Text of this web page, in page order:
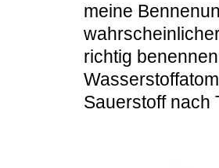
meine
richtig
Sauerstoff nach